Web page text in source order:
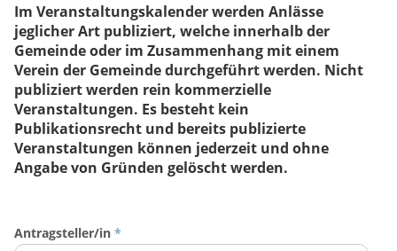
Im Veranstaltungskalender werden Anlässe
jeglicher Art publiziert, welche innerhalb der
Gemeinde oder im Zusammenhang mit einem
Verein der Gemeinde durchgeführt werden. Nicht
publiziert werden rein kommerzielle
Veranstaltungen. Es besteht kein
Publikationsrecht und bereits publizierte
Veranstaltungen können jederzeit und ohne
Angabe von Gründen gelöscht werden.
Antragsteller/in *